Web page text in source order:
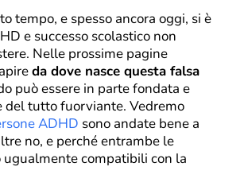
tempo, e spesso ancora oggi, si è
e successo scolastico non
Nelle prossime pagine
da dove nasce questa falsa
può essere in parte fondata e
del tutto fuorviante. Vedremo
ADHD sono andate bene a
no, e perché entrambe le
ugualmente compatibili con la